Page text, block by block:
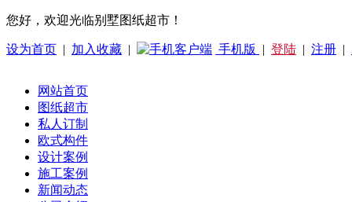
您好，欢迎光临别墅图纸超市！
设为首页 | 加入收藏 | 手机版 | 登陆 | 注册 |
网站首页
图纸超市
私人订制
欧式构件
设计案例
施工案例
新闻动态